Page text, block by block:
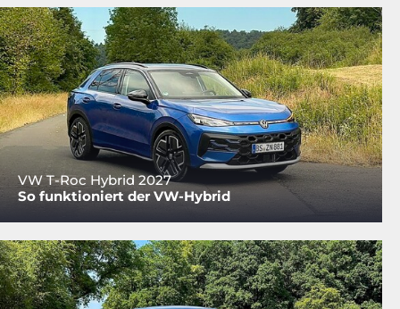
VW T-Roc Hybrid 2027
So funktioniert der VW-Hybrid